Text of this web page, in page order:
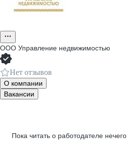
ООО Управление недвижимостью
Нет отзывов
О компании
Вакансии
Пока читать о работодателе нечего